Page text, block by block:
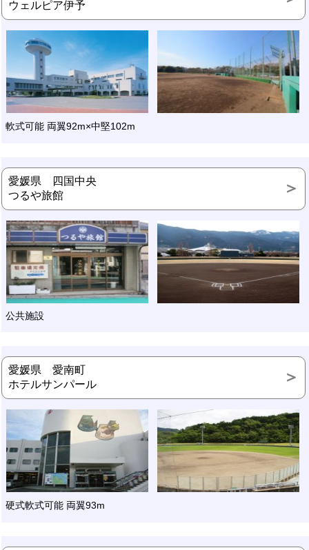
ウェルピア伊予
軟式可能 両翼92m×中堅102m
愛媛県 四国中央
つるや旅館
公共施設
愛媛県 愛南町
ホテルサンパール
硬式軟式可能 両翼93m